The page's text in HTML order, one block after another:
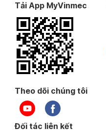
Tải App MyVinmec
Theo dõi chúng tôi
Đối tác liên kết